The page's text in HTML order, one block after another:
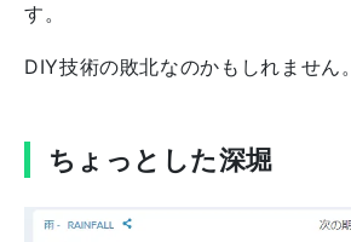
す。
DIY技術の敗北なのかもしれません。
ちょっとした深堀